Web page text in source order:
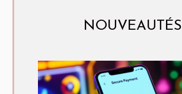
NOUVEAUTÉS